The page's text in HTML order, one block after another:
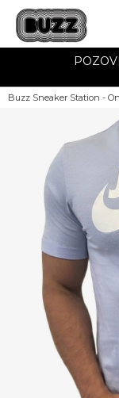
Buzz Sneaker Station -